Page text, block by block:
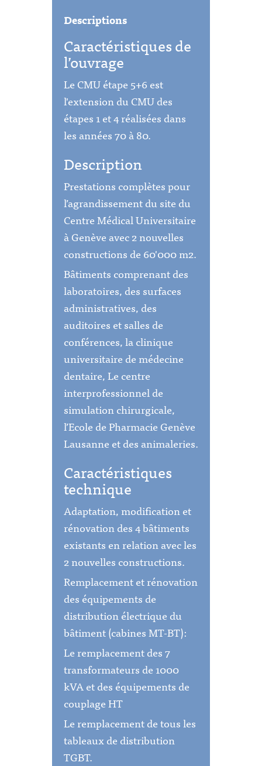
Descriptions
Caractéristiques de
l’ouvrage
Le CMU étape 5+6 est
l'extension du CMU des
étapes 1 et 4 réalisées dans
les années 70 à 80.
Description
Prestations complètes pour
l’agrandissement du site du
Centre Médical Universitaire
à Genève avec 2 nouvelles
constructions de 60'000 m2.
Bâtiments comprenant des
laboratoires, des surfaces
administratives, des
auditoires et salles de
conférences, la clinique
universitaire de médecine
dentaire, Le centre
interprofessionnel de
simulation chirurgicale,
l’Ecole de Pharmacie Genève
Lausanne et des animaleries.
Caractéristiques
technique
Adaptation, modification et
rénovation des 4 bâtiments
existants en relation avec les
2 nouvelles constructions.
Remplacement et rénovation
des équipements de
distribution électrique du
bâtiment (cabines MT-BT):
Le remplacement des 7
transformateurs de 1000
kVA et des équipements de
couplage HT
Le remplacement de tous les
tableaux de distribution
TGBT.